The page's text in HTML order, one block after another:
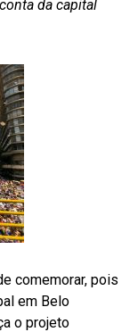
da capital
comemorar, pois
em Belo
o projeto